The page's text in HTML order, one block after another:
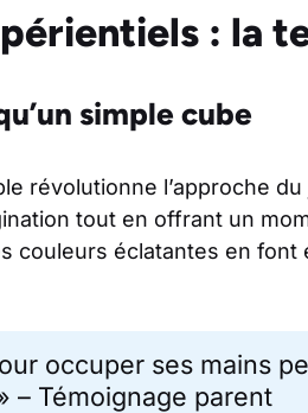
: la
simple cube
révolutionne l’approche
tout en offrant un
couleurs éclatantes en font
occuper ses mains
– Témoignage parent